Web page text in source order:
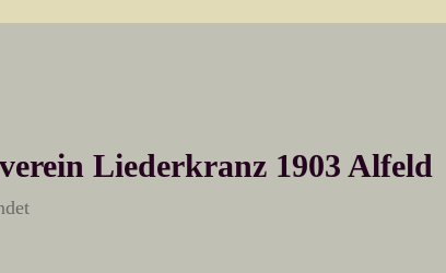
Liederkranz 1903 Alfeld